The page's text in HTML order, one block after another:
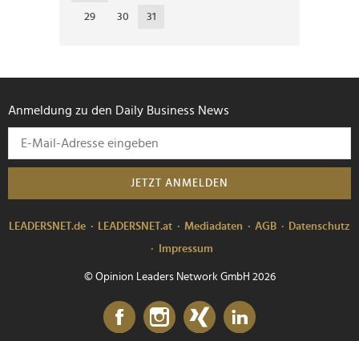
29 30 31
Anmeldung zu den Daily Business News
JETZT ANMELDEN
LEADERSNET.de LEADERSNET.at Mediadaten AGB
Datenschutz
Impressum
© Opinion Leaders Network GmbH 2026